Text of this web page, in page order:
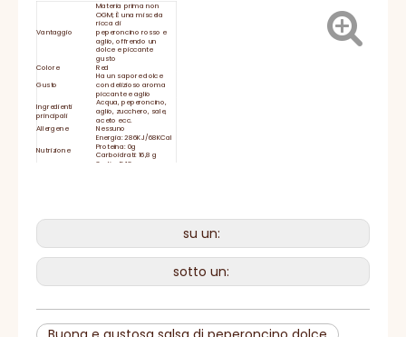
Vantaggio
Materia prima non
OGM; È una miscela
ricca di
peperoncino rosso e
aglio, offrendo un
dolce e piccante
gusto
Colore
Red
Gusto
Ha un sapore dolce
con delizioso aroma
piccante e aglio
Ingredienti
principali
Acqua, peperoncino,
aglio, zucchero, sale,
aceto ecc.
Allergene
Nessuno
Nutrizione
Energia: 286KJ/68KCal
Proteina: 0g
Carboidrati: 16,8 g
Sodio: 548mg
conservazione
24 mesi
Magazzinaggio
Tempi di
Certificato
kosher, iso
su un:
sotto un: